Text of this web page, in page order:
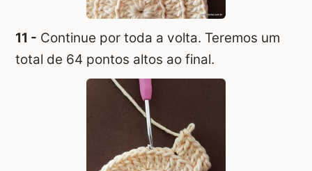
11 - Continue por toda a volta. Teremos um
total de 64 pontos altos ao final.